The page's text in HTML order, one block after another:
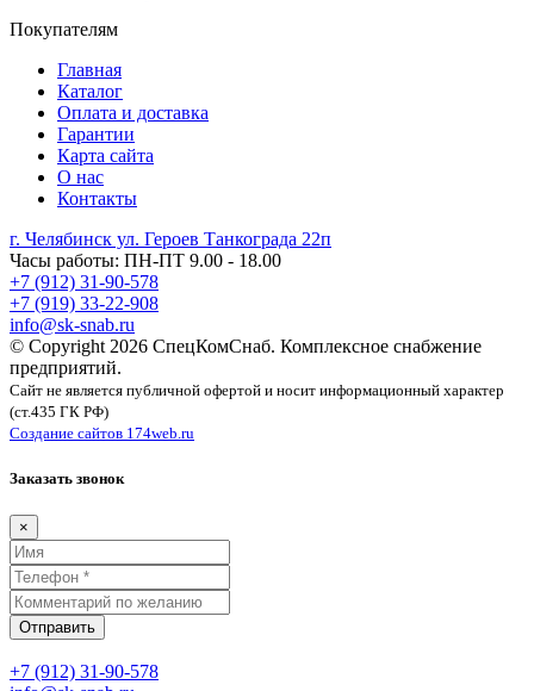
Покупателям
Главная
Каталог
Оплата и доставка
Гарантии
Карта сайта
О нас
Контакты
г. Челябинск ул. Героев Танкограда 22п
Часы работы: ПН-ПТ 9.00 - 18.00
+7 (912) 31-90-578
+7 (919) 33-22-908
info@sk-snab.ru
© Copyright 2026 СпецКомСнаб. Комплексное снабжение
предприятий.
Сайт не является публичной офертой и носит информационный характер
(ст.435 ГК РФ)
Создание сайтов 174web.ru
Заказать звонок
×
Отправить
+7 (912) 31-90-578